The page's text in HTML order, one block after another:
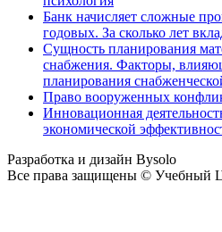
Банк начисляет сложные
годовых. За сколько лет
Сущность планирования
снабжения. Факторы,
планирования
Право вооруженных
Инновационная
экономической
Разработка и дизайн Bysolo
Все права защищены © Учебный